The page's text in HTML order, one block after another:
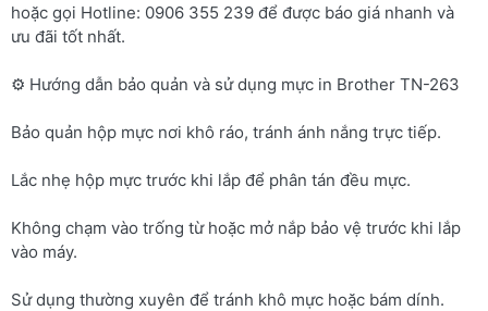
hoặc gọi Hotline: 0906 355 239 để được báo giá nhanh và
ưu đãi tốt nhất.
⚙️ Hướng dẫn bảo quản và sử dụng mực in Brother TN-263
Bảo quản hộp mực nơi khô ráo, tránh ánh nắng trực tiếp.
Lắc nhẹ hộp mực trước khi lắp để phân tán đều mực.
Không chạm vào trống từ hoặc mở nắp bảo vệ trước khi lắp
vào máy.
Sử dụng thường xuyên để tránh khô mực hoặc bám dính.